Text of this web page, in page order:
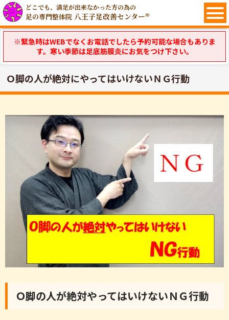
どこでも、満足が出来なかった方の為の
足の専門整体院 八王子足改善センター®
※緊急時はWEBでなくお電話でしたら予約可能な場合もありま
す。寒い季節は足底筋膜炎にお気をつけ下さい。
Ｏ脚の人が絶対にやってはいけないＮＧ行動
Ｏ脚の人が絶対やってはいけないＮＧ行動